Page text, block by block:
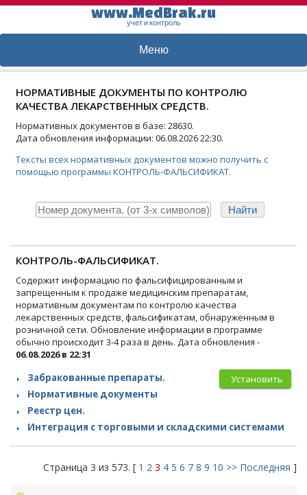
www.MedBrak.ru
учет и контроль
Меню
НОРМАТИВНЫЕ ДОКУМЕНТЫ ПО КОНТРОЛЮ
КАЧЕСТВА ЛЕКАРСТВЕННЫХ СРЕДСТВ.
Нормативных документов в базе: 28630.
Дата обновления информации: 06.08.2026 22:30.
Тексты всех нормативных документов можно получить с
помощью программы КОНТРОЛЬ-ФАЛЬСИФИКАТ.
КОНТРОЛЬ-ФАЛЬСИФИКАТ.
Содержит информацию по фальсифицированным и
запрещенным к продаже медицинским препаратам,
нормативным документам по контролю качества
лекарственных средств, фальсификатам, обнаруженным в
розничной сети. Обновление информации в программе
обычно происходит 3-4 раза в день. Дата обновления -
06.08.2026 в 22:31
Установить
Забракованные препараты.
Нормативные документы
Реестр цен.
Интеграция с торговыми и складскими системами
Страница 3 из 573. [ 1 2 3 4 5 6 7 8 9 10 >> Последняя ]